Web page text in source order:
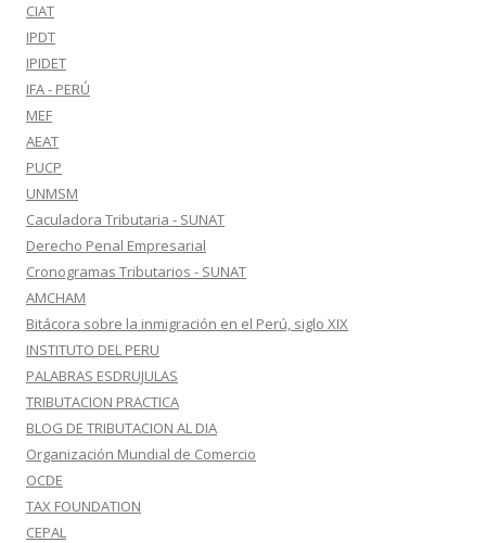
CIAT
IPDT
IPIDET
IFA - PERÚ
MEF
AEAT
PUCP
UNMSM
Caculadora Tributaria - SUNAT
Derecho Penal Empresarial
Cronogramas Tributarios - SUNAT
AMCHAM
Bitácora sobre la inmigración en el Perú, siglo XIX
INSTITUTO DEL PERU
PALABRAS ESDRUJULAS
TRIBUTACION PRACTICA
BLOG DE TRIBUTACION AL DIA
Organización Mundial de Comercio
OCDE
TAX FOUNDATION
CEPAL